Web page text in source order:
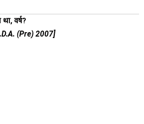
वर्ष?
(Pre) 2007]